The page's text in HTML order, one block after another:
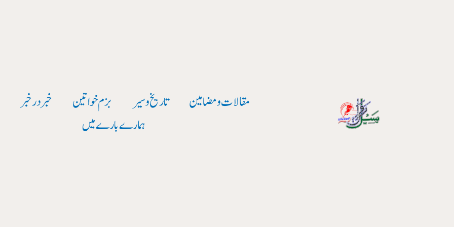
مقالات و مضامین تاریخ وسیر بزم خواتین خبر در خبر
ہمارے بارے میں